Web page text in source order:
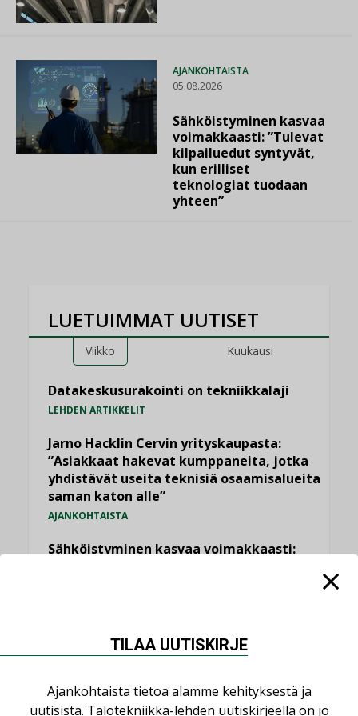
AJANKOHTAISTA
05.08.2026
Sähköistyminen kasvaa
voimakkaasti: ”Tulevat
kilpailuedut syntyvät,
kun erilliset
teknologiat tuodaan
yhteen”
LUETUIMMAT UUTISET
Viikko Kuukausi
Datakeskusurakointi on tekniikkalaji
LEHDEN ARTIKKELIT
Jarno Hacklin Cervin yrityskaupasta:
”Asiakkaat hakevat kumppaneita, jotka
yhdistävät useita teknisiä osaamisalueita
saman katon alle”
AJANKOHTAISTA
Sähköistyminen kasvaa voimakkaasti:
Puutteellinen eristys lisää lämpöhäviöitä
LEHDEN ARTIKKELIT
Kaivamattomat menetelmät
vakiinnuttavat asemansa taloyhtiöissä
TILAA UUTISKIRJE
Ajankohtaista tietoa alamme kehityksestä ja
uutisista. Talotekniikka-lehden uutiskirjeellä on jo